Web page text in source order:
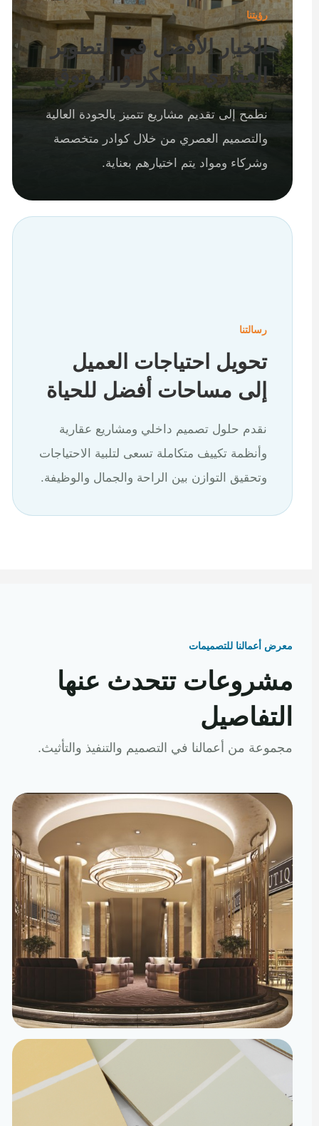
رؤيتنا
الخيار الأفضل في التطوير
العقاري المبتكر والموثوق
نطمح إلى تقديم مشاريع تتميز بالجودة العالية
والتصميم العصري من خلال كوادر متخصصة
وشركاء ومواد يتم اختيارهم بعناية.
رسالتنا
تحويل احتياجات العميل
إلى مساحات أفضل للحياة
نقدم حلول تصميم داخلي ومشاريع عقارية
وأنظمة تكييف متكاملة تسعى لتلبية الاحتياجات
وتحقيق التوازن بين الراحة والجمال والوظيفة.
معرض أعمالنا للتصميمات
مشروعات تتحدث عنها
التفاصيل
مجموعة من أعمالنا في التصميم والتنفيذ والتأثيث.
تصميم داخلي
مساحات مصممة لتعيش تفاصيلها